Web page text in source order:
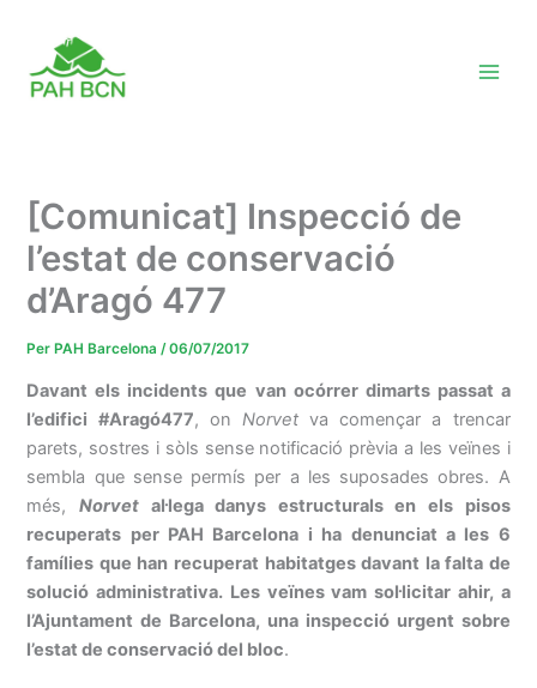
contingut
[Comunicat] Inspecció de
l’estat de conservació
d’Aragó 477
Per PAH Barcelona/06/07/2017
Davant els incidents que van ocórrer dimarts passat a
l’edifici #Aragó477, on Norvetva començar a trencar
parets, sostres i sòls sense notificació prèvia a les veïnes i
sembla que sense permís per a les suposades obres. A
més,Norvet al·lega danys estructurals en els pisos
recuperats per PAH Barcelona i ha denunciat a les 6
famílies que han recuperat habitatges davant la falta de
solució administrativa. Les veïnes vam sol·licitar ahir, a
l’Ajuntament de Barcelona, una inspecció urgent sobre
l’estat de conservació del bloc.